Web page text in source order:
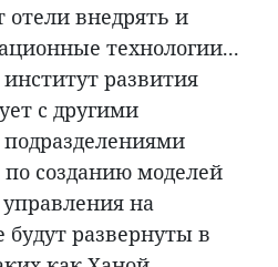
внедрять и
технологии...
развития
с другими
по созданию моделей
на
развернуты в